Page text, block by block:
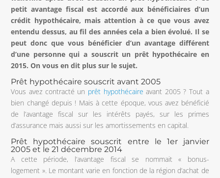
petit avantage fiscal est accordé aux bénéficiaires d’un
crédit hypothécaire, mais attention à ce que vous avez
entendu dessus, au fil des années cela a bien évolué. Il se
peut donc que vous bénéficier d’un avantage différent
d’une personne qui a souscrit un prêt hypothécaire en
2015. On vous en dit plus sur le sujet.
Prêt hypothécaire souscrit avant 2005
Vous avez contracté un prêt hypothécaire avant 2005 ? Tout a
bien changé depuis ! Mais à cette époque, vous avez bénéficié
de l’avantage fiscal sur les intérêts payés, sur les primes
d’assurance mais aussi sur les amortissements en capital.
Prêt hypothécaire souscrit entre le 1er janvier
2005 et le 21 décembre 2014
A cette période, l’avantage fiscal se nommait « bonus-
logement ». Le montant varie en fonction de la région d’achat de